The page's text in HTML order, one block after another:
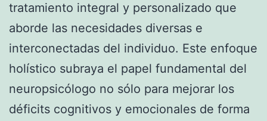
tratamiento integral y personalizado que
aborde las necesidades diversas e
interconectadas del individuo. Este enfoque
holístico subraya el papel fundamental del
neuropsicólogo no sólo para mejorar los
déficits cognitivos y emocionales de forma